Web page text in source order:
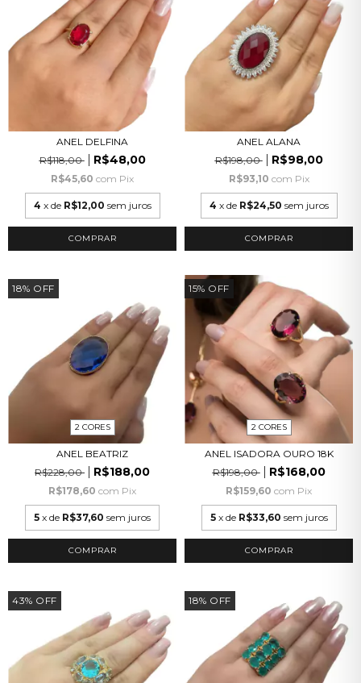
ANEL DELFINA
R$118,00
R$48,00
R$45,60 com Pix
4 x de R$12,00 sem juros
COMPRAR
ANEL ALANA
R$198,00
R$98,00
R$93,10 com Pix
4 x de R$24,50 sem juros
COMPRAR
18% OFF
2 CORES
ANEL BEATRIZ
R$228,00
R$188,00
R$178,60 com Pix
5 x de R$37,60 sem juros
COMPRAR
15% OFF
2 CORES
ANEL ISADORA OURO 18K
R$198,00
R$168,00
R$159,60 com Pix
5 x de R$33,60 sem juros
COMPRAR
43% OFF 18% OFF